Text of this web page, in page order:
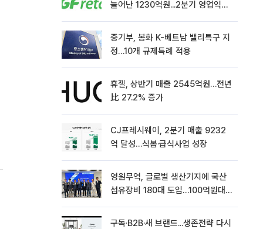
늘어난 1230억원...2분기 영업익
중기부, 봉화 K-베트남 밸리특구 지
정…10개 규제특례 적용
휴젤, 상반기 매출 2545억원…전년
比 27.2% 증가
CJ프레시웨이, 2분기 매출 9232
억 달성…식봄·급식사업 성장
영원무역, 글로벌 생산기지에 국산
섬유장비 180대 도입…100억원대
구독·B2B·새 브랜드...생존전략 다시